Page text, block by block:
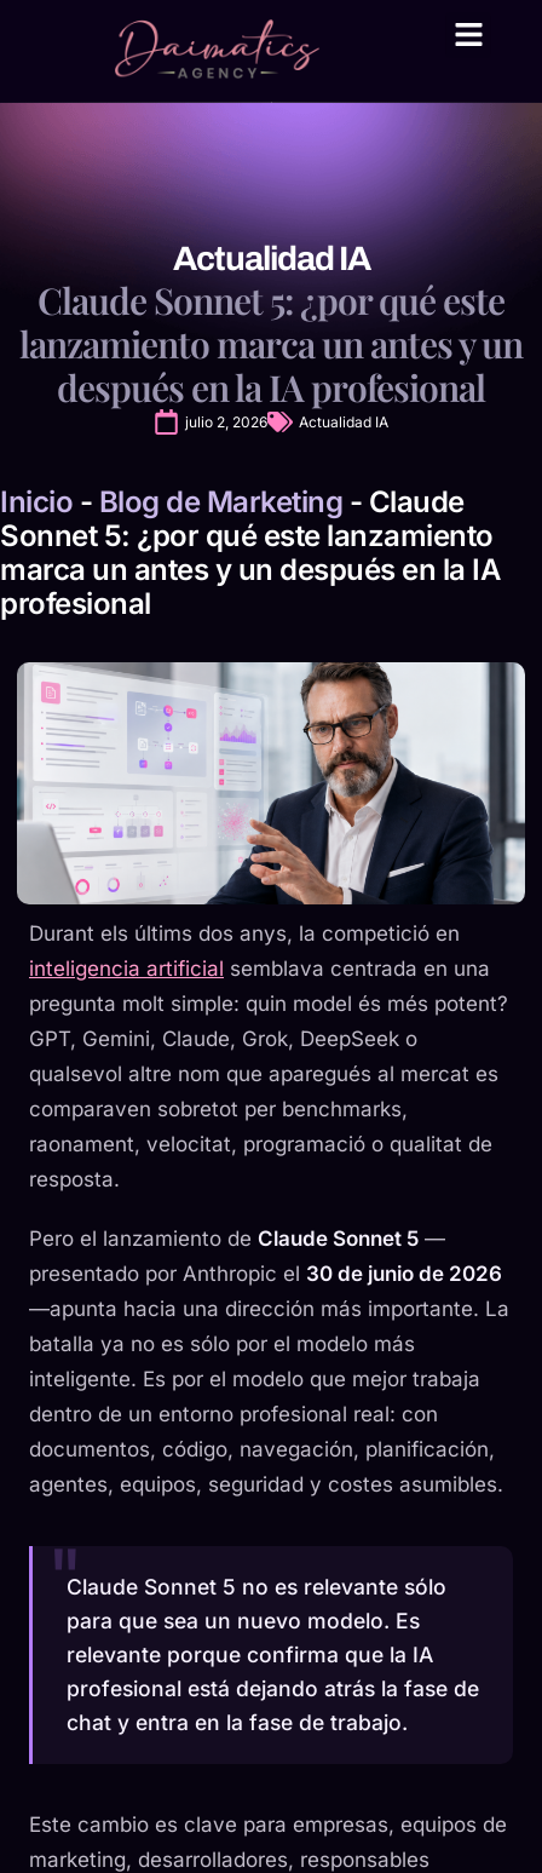
Actualidad IA
Claude Sonnet 5: ¿por qué este
lanzamiento marca un antes y un
después en la IA profesional
julio 2, 2026 Actualidad IA
Inicio - Blog de Marketing - Claude
Sonnet 5: ¿por qué este lanzamiento
marca un antes y un después en la IA
profesional
Durant els últims dos anys, la competició en
inteligencia artificial semblava centrada en una
pregunta molt simple: quin model és més potent?
GPT, Gemini, Claude, Grok, DeepSeek o
qualsevol altre nom que aparegués al mercat es
comparaven sobretot per benchmarks,
raonament, velocitat, programació o qualitat de
resposta.
Pero el lanzamiento de Claude Sonnet 5 —
presentado por Anthropic el 30 de junio de 2026
—apunta hacia una dirección más importante. La
batalla ya no es sólo por el modelo más
inteligente. Es por el modelo que mejor trabaja
dentro de un entorno profesional real: con
documentos, código, navegación, planificación,
agentes, equipos, seguridad y costes asumibles.
Claude Sonnet 5 no es relevante sólo
para que sea un nuevo modelo. Es
relevante porque confirma que la IA
profesional está dejando atrás la fase de
chat y entra en la fase de trabajo.
Este cambio es clave para empresas, equipos de
marketing, desarrolladores, responsables
Daima Business AI
● En línea